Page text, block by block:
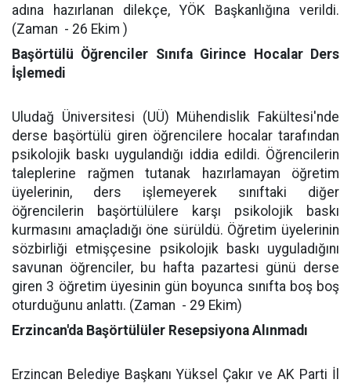
adına hazırlanan dilekçe, YÖK Başkanlığına verildi.
(Zaman - 26 Ekim )
Başörtülü Öğrenciler Sınıfa Girince Hocalar Ders
İşlemedi
Uludağ Üniversitesi (UÜ) Mühendislik Fakültesi'nde
derse başörtülü giren öğrencilere hocalar tarafından
psikolojik baskı uygulandığı iddia edildi. Öğrencilerin
taleplerine rağmen tutanak hazırlamayan öğretim
üyelerinin, ders işlemeyerek sınıftaki diğer
öğrencilerin başörtülülere karşı psikolojik baskı
kurmasını amaçladığı öne sürüldü. Öğretim üyelerinin
sözbirliği etmişçesine psikolojik baskı uyguladığını
savunan öğrenciler, bu hafta pazartesi günü derse
giren 3 öğretim üyesinin gün boyunca sınıfta boş boş
oturduğunu anlattı. (Zaman - 29 Ekim)
Erzincan'da Başörtülüler Resepsiyona Alınmadı
Erzincan Belediye Başkanı Yüksel Çakır ve AK Parti İl